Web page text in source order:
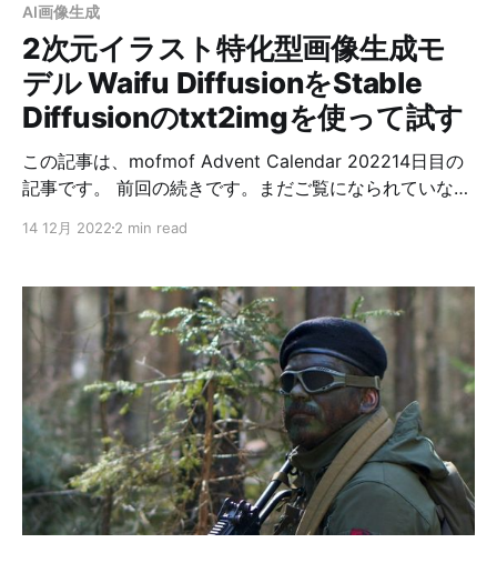
た。 ダウンロード
AI画像生成
2次元イラスト特化型画像生成モ
デル Waifu DiffusionをStable
Diffusionのtxt2imgを使って試す
この記事は、mofmof Advent Calendar 202214日目の
記事です。 前回の続きです。まだご覧になられていない
Waifu Diffusionを試したいと思います。 ※実際に試した
v1.3を使います。記事執筆時点ではv1.4がリリースされ
ていますが、そちらは未確認です。 Waifu Diffusionとは
Stable Diffusionとは異なり、Danbooruという海外のイ
ラスト投稿サイトのデータを使って学習したモデルで
す。 2次元イラストを出力したい場合はこちらを利用す
るのが良さそうです。 ちなみに、NovelAI Diffusionも
同じくDanbooruのデータを使って学習しています。 実
際に試す ということで、Waifu Diffusion試します。
Stable Diffusionのセットアップについては、以前の記
事をご参照ください。 セットアップ 以下、Stable
14 12月 2022 2 min read